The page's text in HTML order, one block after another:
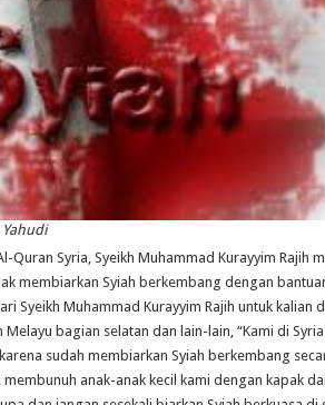
Quran Syria, Syeikh Muhammad Kurayyim Rajih
membiarkan Syiah berkembang dengan
Syeikh Muhammad Kurayyim Rajih untuk kalian
bagian selatan dan lain-lain, “Kami di
sudah membiarkan Syiah berkembang
anak-anak kecil kami dengan kapak